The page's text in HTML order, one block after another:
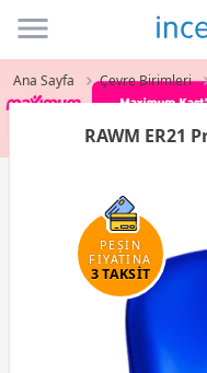
Ana Sayfa Çevre Birimleri
RAWM ER21
PEŞİN
FİYATINA
3 TAKSİT